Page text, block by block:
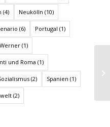
(4) Neukölln (10)
(6) Portugal (1)
(1)
und Roma (1)
(2) Spanien (1)
(2)